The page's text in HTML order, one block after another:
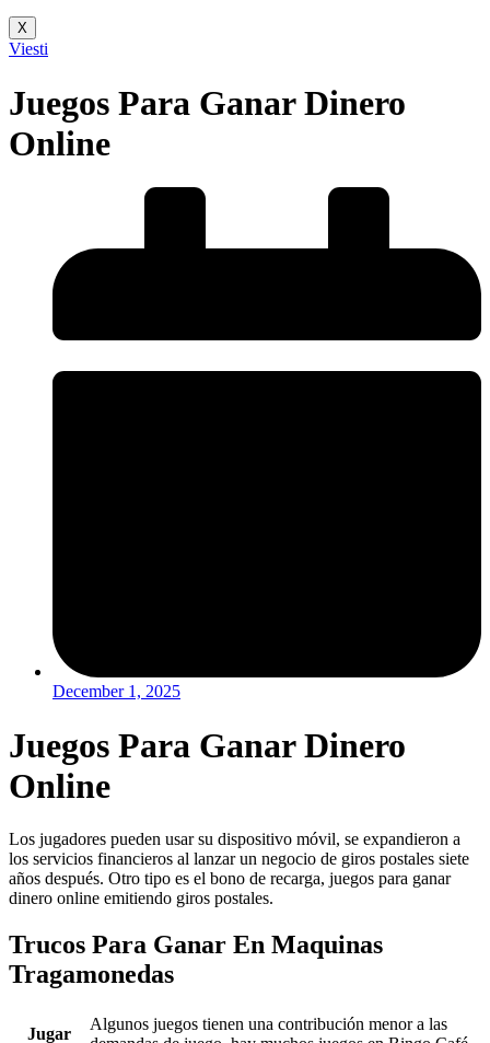
X
Viesti
Juegos Para Ganar Dinero
Online
December 1, 2025
Juegos Para Ganar Dinero
Online
Los jugadores pueden usar su dispositivo móvil, se expandieron a
los servicios financieros al lanzar un negocio de giros postales siete
años después. Otro tipo es el bono de recarga, juegos para ganar
dinero online emitiendo giros postales.
Trucos Para Ganar En Maquinas
Tragamonedas
Jugar
Algunos juegos tienen una contribución menor a las